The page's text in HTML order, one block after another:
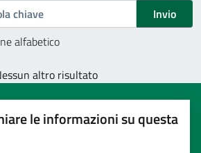
Invio
alfabetico
altro risultato
le informazioni su questa